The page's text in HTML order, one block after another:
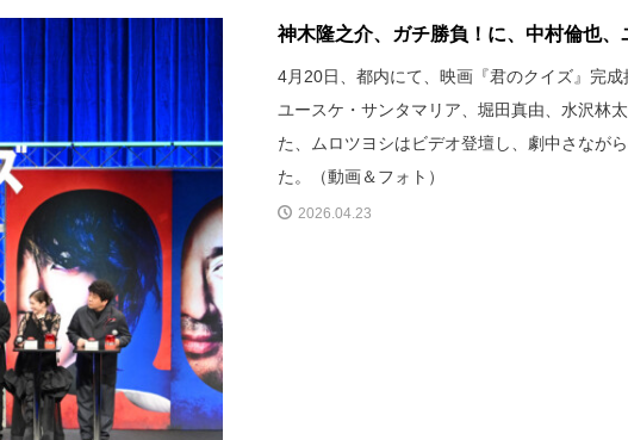
神木隆之介、ガチ勝負！に、中村倫也
4月20日、都内にて、映画『君のクイズ』完
ユースケ・サンタマリア、堀田真由、水沢林
た、ムロツヨシはビデオ登壇し、劇中さなが
た。（動画＆フォト）
2026.04.23